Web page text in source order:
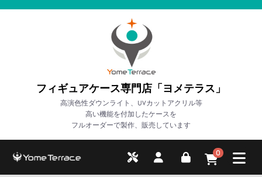
フィギュアケース専門店「ヨメテラス」
高演色性ダウンライト、UVカットアクリル等
高い機能を付加したケースを
フルオーダーで製作、販売しています
0